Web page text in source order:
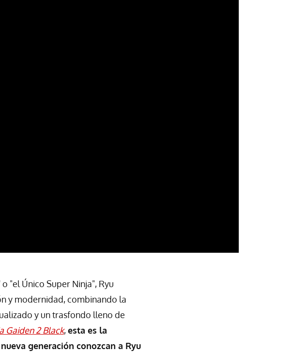
"el Único Super Ninja", Ryu
y modernidad, combinando la
y un trasfondo lleno de
Gaiden 2 Black,esta es la
generación conozcan a Ryu